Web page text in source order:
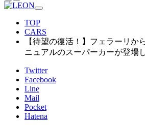
TOP
CARS
【待望の復活！】フェラーリか
ニュアルのスーパーカーが登場
Twitter
Facebook
Line
Mail
Pocket
Hatena